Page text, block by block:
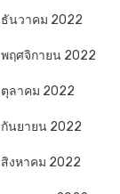
ธันวาคม 2022
พฤศจิกายน 2022
ตุลาคม 2022
กันยายน 2022
สิงหาคม 2022